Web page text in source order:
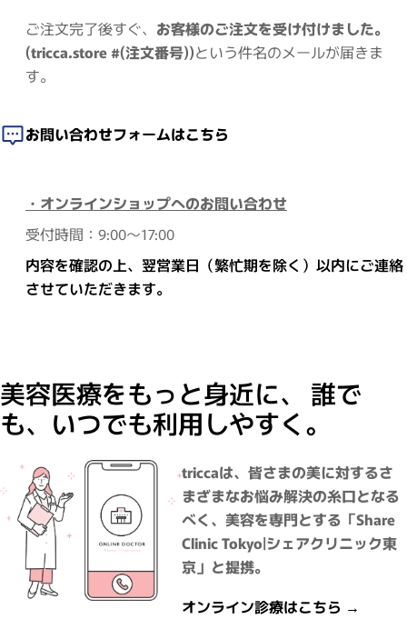
ご注文完了後すぐ、 お客様のご注文を受け付けました。
(tricca.store #(注文番号))という件名のメールが届きま
す。
お問い合わせフォームはこちら
・オンラインショップへのお問い合わせ
受付時間：9:00～17:00
内容を確認の上、翌営業日（繁忙期を除く）以内にご連絡
させていただきます。
美容医療をもっと身近に、 誰で
も、いつでも利用しやすく。
triccaは、皆さまの美に対するさ
まざまなお悩み解決の糸口となる
べく、美容を専門とする「Share
Clinic Tokyo|シェアクリニック東
京」と提携。
オンライン診療はこちら →